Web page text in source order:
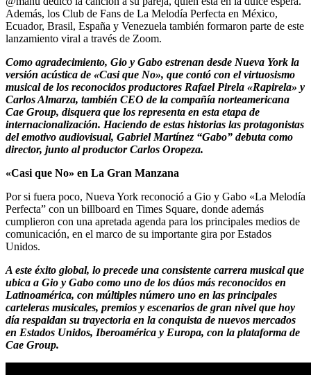
Además, los Club de Fans de La Melodía Perfecta en México,
Ecuador, Brasil, España y Venezuela también formaron parte de este
lanzamiento viral a través de Zoom.
Como agradecimiento, Gio y Gabo estrenan desde Nueva York la
versión acústica de «Casi que No», que contó con el virtuosismo
musical de los reconocidos productores Rafael Pirela «Rapirela» y
Carlos Almarza, también CEO de la compañía norteamericana ​
Cae Group​, disquera que los representa en esta etapa de
internacionalización. Haciendo de estas historias las protagonistas
del emotivo audiovisual, Gabriel Martínez “Gabo” debuta como
director, junto al productor Carlos Oropeza.
«Casi que No» en La Gran Manzana
Por si fuera poco, Nueva York reconoció a Gio y Gabo «La Melodía
Perfecta” con un billboard en Times Square​, donde además
cumplieron con una apretada agenda para los principales medios de
comunicación​, ​en el marco de su importante gira por Estados
Unidos.
A este éxito global, lo precede una consistente carrera musical que
ubica a Gio y Gabo como uno de los dúos más reconocidos en
Latinoamérica, con múltiples número uno en las principales
carteleras musicales, premios y escenarios de gran nivel que hoy
día respaldan su trayectoria en la conquista de nuevos mercados
en Estados Unidos, Iberoamérica y Europa, con la plataforma de
Cae Group.